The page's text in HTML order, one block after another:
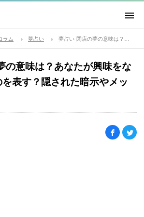
ラム 夢占い
の意味は？あなたが興味をな
を表す？隠された暗示やメッ